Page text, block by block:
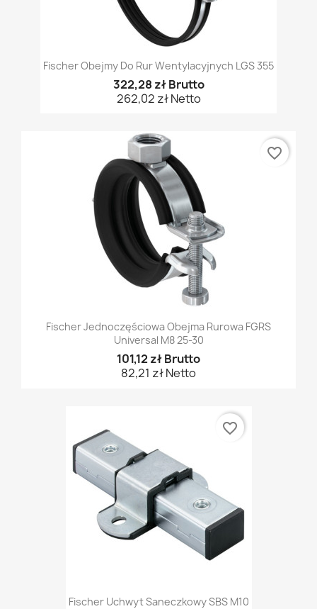
Fischer Obejmy Do Rur Wentylacyjnych LGS 355
322,28 zł Brutto
262,02 zł Netto
Fischer Jednoczęściowa Obejma Rurowa FGRS
Universal M8 25-30
101,12 zł Brutto
82,21 zł Netto
favorite_border
Fischer Uchwyt Saneczkowy SBS M10
favorite_border